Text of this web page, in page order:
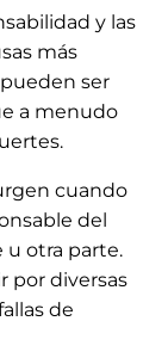
y las
más
ser
a menudo
cuando
del
u otra parte.
por diversas
de